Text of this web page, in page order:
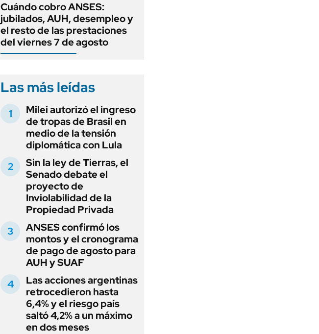
Cuándo cobro ANSES:
jubilados, AUH, desempleo y
el resto de las prestaciones
del viernes 7 de agosto
Las más leídas
Milei autorizó el ingreso
de tropas de Brasil en
medio de la tensión
diplomática con Lula
Sin la ley de Tierras, el
Senado debate el
proyecto de
Inviolabilidad de la
Propiedad Privada
ANSES confirmó los
montos y el cronograma
de pago de agosto para
AUH y SUAF
Las acciones argentinas
retrocedieron hasta
6,4% y el riesgo país
saltó 4,2% a un máximo
en dos meses